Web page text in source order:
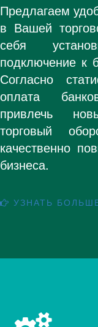
Предлагаем
в Вашей
себя
подключение к
Согласно
оплата
привлечь
торговый
качественно
бизнеса.
УЗНАТЬ